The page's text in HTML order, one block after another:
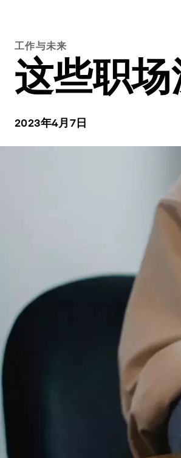
工作与未来
这些职
2023年4月7日